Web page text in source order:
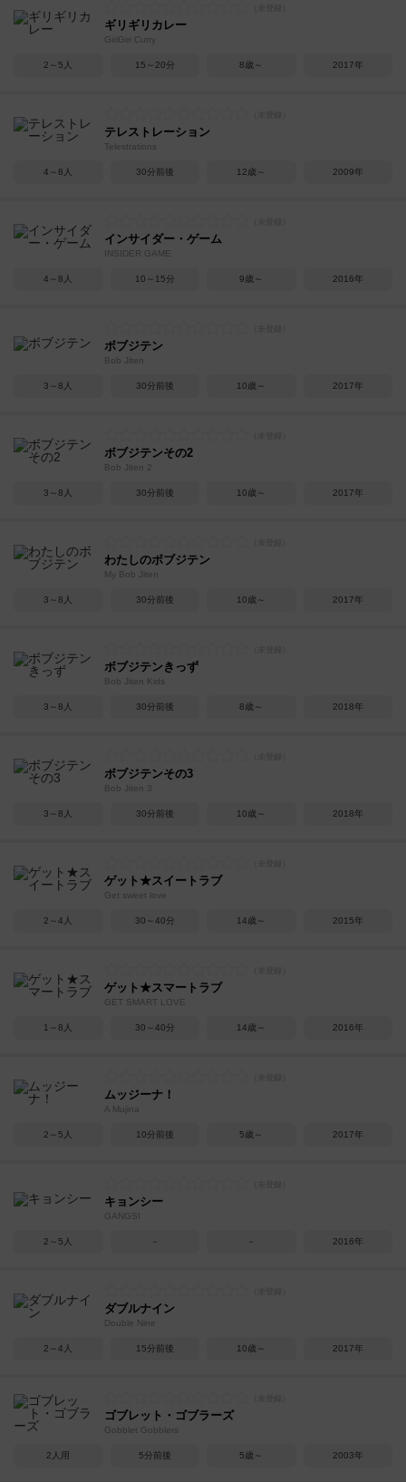
ギリギリカレー
GiriGiri Curry
2～5人 15～20分 8歳～ 2017年
テレストレーション
Telestrations
4～8人 30分前後 12歳～ 2009年
インサイダー・ゲーム
INSIDER GAME
4～8人 10～15分 9歳～ 2016年
ボブジテン
Bob Jiten
3～8人 30分前後 10歳～ 2017年
ボブジテンその2
Bob Jiten 2
3～8人 30分前後 10歳～ 2017年
わたしのボブジテン
My Bob Jiten
3～8人 30分前後 10歳～ 2017年
ボブジテンきっず
Bob Jiten Kids
3～8人 30分前後 8歳～ 2018年
ボブジテンその3
Bob Jiten 3
3～8人 30分前後 10歳～ 2018年
ゲット★スイートラブ
Get sweet love
2～4人 30～40分 14歳～ 2015年
ゲット★スマートラブ
GET SMART LOVE
1～8人 30～40分 14歳～ 2016年
ムッジーナ！
A Mujina
2～5人 10分前後 5歳～ 2017年
キョンシー
GANGSI
2～5人 － － 2016年
ダブルナイン
Double Nine
2～4人 15分前後 10歳～ 2017年
ゴブレット・ゴブラーズ
Gobblet Gobblers
2人用 5分前後 5歳～ 2003年